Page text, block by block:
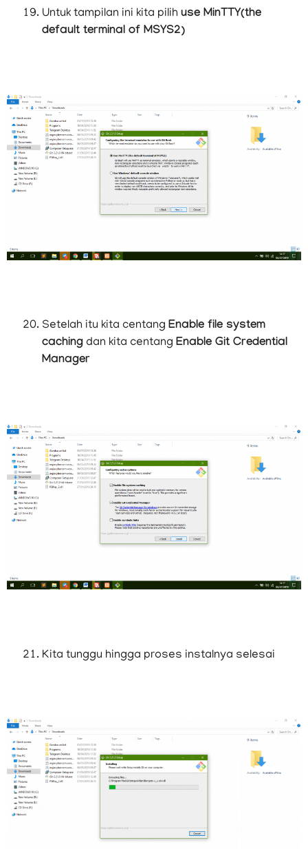
Untuk tampilan ini kita pilih use MinTTY(the
default terminal of MSYS2)
Setelah itu kita centang Enable file system
caching dan kita centang Enable Git Credential
Manager
Kita tunggu hingga proses instalnya selesai